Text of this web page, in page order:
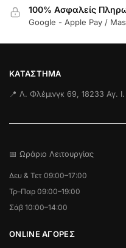
100% Ασφαλείς
Google - Apple Pay /
ΚΑΤΆΣΤΗΜΑ
📍 Λ. Φλέμινγκ 69, 18233 Αγ. Ι.
📅 Ωράριο Λειτουργίας
Δευ & Τετ 09:00–17:00
Τρ–Παρ 09:00–19:00
Σάβ 10:00–14:00
ONLINE ΑΓΟΡΕΣ